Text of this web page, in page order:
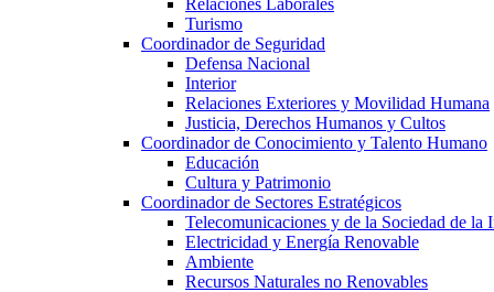
Relaciones Laborales
Turismo
Coordinador de Seguridad
Defensa Nacional
Interior
Relaciones Exteriores y Movilidad Humana
Justicia, Derechos Humanos y Cultos
Coordinador de Conocimiento y Talento Humano
Educación
Cultura y Patrimonio
Coordinador de Sectores Estratégicos
Telecomunicaciones y de la Sociedad de la
Electricidad y Energía Renovable
Ambiente
Recursos Naturales no Renovables